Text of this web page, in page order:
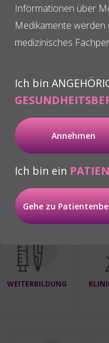
Höchste fachliche
Qualität
Arten
WEITERBILDUNG
Informationen über
Medikamente
medizinisches
Ich bin
Annehmen
Ich bin ein
Gehe zu